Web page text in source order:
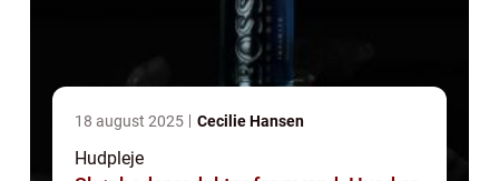
18 august 2025 Cecilie Hansen
Hudpleje